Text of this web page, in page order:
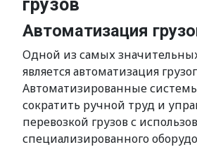
грузов
Автоматизация
Одной из самых
является автоматизация
Автоматизированные
сократить ручной труд и
перевозкой грузов с
специализированного